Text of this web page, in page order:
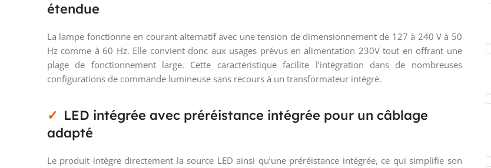
étendue
La lampe fonctionne en courant alternatif avec une tension de dimensionnement de 127 à 240 V à 50
Hz comme à 60 Hz. Elle convient donc aux usages prévus en alimentation 230V tout en offrant une
plage de fonctionnement large. Cette caractéristique facilite l’intégration dans de nombreuses
configurations de commande lumineuse sans recours à un transformateur intégré.
LED intégrée avec préréistance intégrée pour un câblage
adapté
Le produit intègre directement la source LED ainsi qu’une préréistance intégrée, ce qui simplifie son